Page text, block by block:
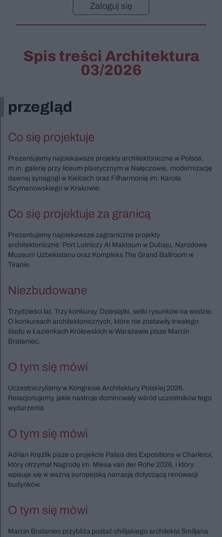
Zaloguj się
Spis treści Architektura
03/2026
przegląd
Co się projektuje
Prezentujemy najciekawsze projekty architektoniczne w Polsce,
m.in. galerię przy liceum plastycznym w Nałęczowie, modernizację
dawnej synagogi w Kielcach oraz Filharmonię im. Karola
Szymanowskiego w Krakowie.
Co się projektuje za granicą
Prezentujemy najciekawsze zagraniczne projekty
architektoniczne: Port Lotniczy Al Maktoum w Dubaju, Narodowe
Muzeum Uzbekistanu oraz Kompleks The Grand Ballroom w
Tiranie.
Niezbudowane
Trzydzieści lat. Trzy konkursy. Dziesiątki, setki rysunków na wodzie.
O konkursach architektonicznych, które nie zostawiły trwałego
śladu w Łazienkach Królewskich w Warszawie pisze Marcin
Brataniec.
O tym się mówi
Uczestniczyliśmy w Kongresie Architektury Polskiej 2026.
Relacjonujemy, jakie nastroje dominowały wśród uczestników tego
wydarzenia.
O tym się mówi
Adrian Krężlik pisze o projekcie Palais des Expositions w Charleroi,
który otrzymał Nagrodę im. Miesa van der Rohe 2026, i który
wpisuje się w ważną europejską narrację dotyczącą renowacji
budynków.
O tym się mówi
Marcin Brataniec przybliża postać chilijskiego architekta Smiljana